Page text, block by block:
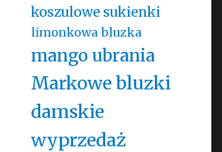
koszulowe sukienki
limonkowa bluzka
mango ubrania
Markowe bluzki
damskie
wyprzedaż